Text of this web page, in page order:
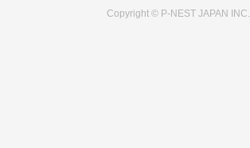
Copyright © P-NEST JAPAN INC.